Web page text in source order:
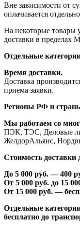
Вне зависимости от
оплачивается
На некоторые товары
доставки в пределах
Отдельные
Время доставки.
Доставка
приема заявки.
Регионы РФ и
Мы работаем со
ПЭК, ТЭС, Деловые
ЖелдорАльянс,
Стоимость доставки
До 5 000 руб. —400
От 5 000 руб. до 15
От 15 000 руб. —
Отдельные
бесплатно до